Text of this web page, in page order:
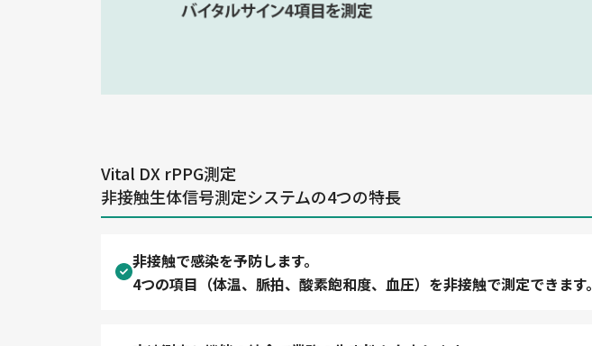
Vital DX rPPG測定
非接触生体信号測定システムの4つの特長
非接触で感染を予防します。
4つの項目（体温、脈拍、酸素飽和度、血圧）を非接触で測定できます。